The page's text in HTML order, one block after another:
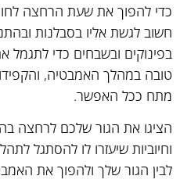
כדי להפוך את שעת הרחצה
חשוב לגשת אליו בסבלנות
בפינוקים ובשבחים כדי
טובה במהלך האמבטיה,
מתח ככל האפשר.
הציגו את הגור שלכם לרחצה
וחיוביות שיעזרו לו להסתגל
לבין הגור שלך ולהפוך את